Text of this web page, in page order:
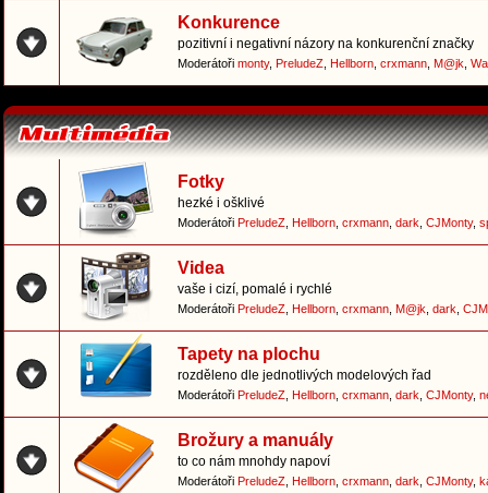
Konkurence
pozitivní i negativní názory na konkurenční značky
Moderátoři monty, PreludeZ Hellborn crxmann M@jk
Fotky
hezké i ošklivé
Moderátoři PreludeZ Hellborn crxmann dark CJMonty,
Videa
vaše i cizí, pomalé i rychlé
Moderátoři PreludeZ Hellborn crxmann M@jk dark
Tapety na plochu
rozděleno dle jednotlivých modelových řad
Moderátoři PreludeZ Hellborn crxmann dark CJMonty,
Brožury a manuály
to co nám mnohdy napoví
Moderátoři PreludeZ Hellborn crxmann dark CJMonty,